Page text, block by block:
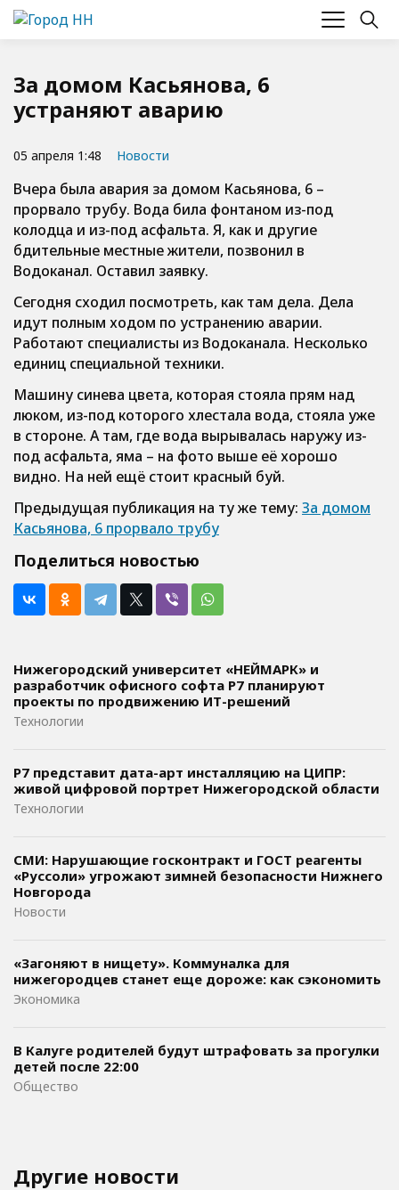
За домом Касьянова, 6
устраняют аварию
05 апреля 1:48 Новости
Вчера была авария за домом Касьянова, 6 –
прорвало трубу. Вода била фонтаном из-под
колодца и из-под асфальта. Я, как и другие
бдительные местные жители, позвонил в
Водоканал. Оставил заявку.
Сегодня сходил посмотреть, как там дела. Дела
идут полным ходом по устранению аварии.
Работают специалисты из Водоканала. Несколько
единиц специальной техники.
Машину синева цвета, которая стояла прям над
люком, из-под которого хлестала вода, стояла уже
в стороне. А там, где вода вырывалась наружу из-
под асфальта, яма – на фото выше её хорошо
видно. На ней ещё стоит красный буй.
Предыдущая публикация на ту же тему: За домом
Касьянова, 6 прорвало трубу
Поделиться новостью
Нижегородский университет «НЕЙМАРК» и
разработчик офисного софта P7 планируют
проекты по продвижению ИТ-решений
Технологии
Р7 представит дата-арт инсталляцию на ЦИПР:
живой цифровой портрет Нижегородской области
Технологии
СМИ: Нарушающие госконтракт и ГОСТ реагенты
«Руссоли» угрожают зимней безопасности Нижнего
Новгорода
Новости
«Загоняют в нищету». Коммуналка для
нижегородцев станет еще дороже: как сэкономить
Экономика
В Калуге родителей будут штрафовать за прогулки
детей после 22:00
Общество
Другие новости